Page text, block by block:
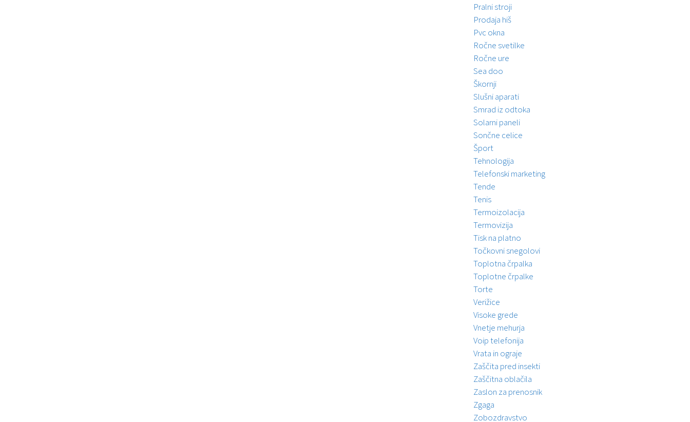
Pralni stroji
Prodaja hiš
Pvc okna
Ročne svetilke
Ročne ure
Sea doo
Škornji
Slušni aparati
Smrad iz odtoka
Solarni paneli
Sončne celice
Šport
Tehnologija
Telefonski marketing
Tende
Tenis
Termoizolacija
Termovizija
Tisk na platno
Točkovni snegolovi
Toplotna črpalka
Toplotne črpalke
Torte
Verižice
Visoke grede
Vnetje mehurja
Voip telefonija
Vrata in ograje
Zaščita pred insekti
Zaščitna oblačila
Zaslon za prenosnik
Zgaga
Zobozdravstvo